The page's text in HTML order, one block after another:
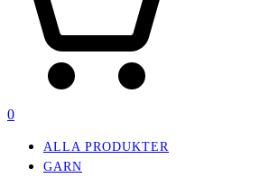
0
ALLA PRODUKTER
GARN